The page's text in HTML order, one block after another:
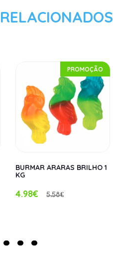
PROMOÇÃO
BURMAR ARARAS BRILHO 1
KG
4.98€ 5.58€